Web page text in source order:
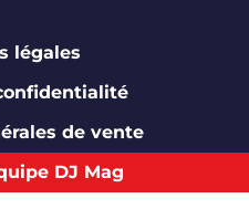
légales
de vente
DJ Mag